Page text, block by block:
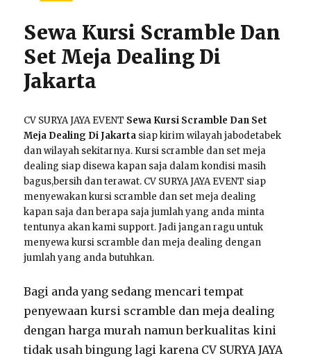
Sewa Kursi Scramble Dan
Set Meja Dealing Di
Jakarta
CV SURYA JAYA EVENT Sewa Kursi Scramble Dan Set
Meja Dealing Di Jakarta siap kirim wilayah jabodetabek
dan wilayah sekitarnya. Kursi scramble dan set meja
dealing siap disewa kapan saja dalam kondisi masih
bagus,bersih dan terawat. CV SURYA JAYA EVENT siap
menyewakan kursi scramble dan set meja dealing
kapan saja dan berapa saja jumlah yang anda minta
tentunya akan kami support. Jadi jangan ragu untuk
menyewa kursi scramble dan meja dealing dengan
jumlah yang anda butuhkan.
Bagi anda yang sedang mencari tempat
penyewaan kursi scramble dan meja dealing
dengan harga murah namun berkualitas kini
tidak usah bingung lagi karena CV SURYA JAYA